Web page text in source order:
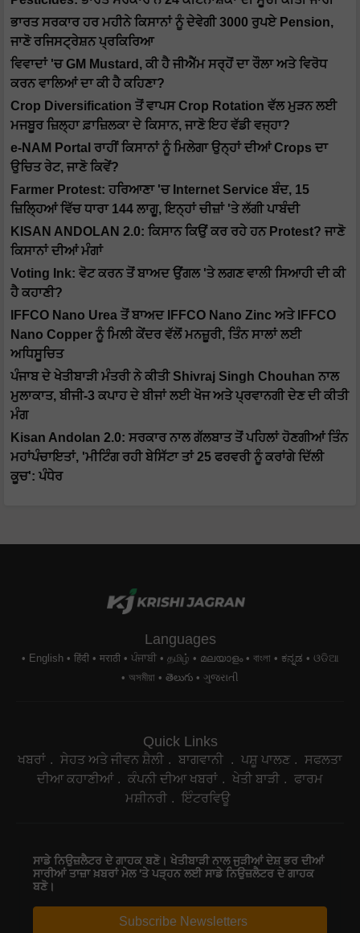
ਭਾਰਤ ਸਰਕਾਰ ਹਰ ਮਹੀਨੇ ਕਿਸਾਨਾਂ ਨੂੰ ਦੇਵੇਗੀ 3000 ਰੁਪਏ Pension,
ਜਾਣੋ ਰਜਿਸਟ੍ਰੇਸ਼ਨ ਪ੍ਰਕਿਰਿਆ
ਵਿਵਾਦਾਂ 'ਚ GM Mustard, ਕੀ ਹੈ ਜੀਐੱਮ ਸਰ੍ਹੋਂ ਦਾ ਰੌਲਾ ਅਤੇ ਵਿਰੋਧ
ਕਰਨ ਵਾਲਿਆਂ ਦਾ ਕੀ ਹੈ ਕਹਿਣਾ?
Crop Diversification ਤੋਂ ਵਾਪਸ Crop Rotation ਵੱਲ ਮੁੜਨ ਲਈ
ਮਜਬੂਰ ਜ਼ਿਲ੍ਹਾ ਫ਼ਾਜ਼ਿਲਕਾ ਦੇ ਕਿਸਾਨ, ਜਾਣੋ ਇਹ ਵੱਡੀ ਵਜ੍ਹਾ?
e-NAM Portal ਰਾਹੀਂ ਕਿਸਾਨਾਂ ਨੂੰ ਮਿਲੇਗਾ ਉਨ੍ਹਾਂ ਦੀਆਂ Crops ਦਾ
ਉਚਿਤ ਰੇਟ, ਜਾਣੋ ਕਿਵੇਂ?
Farmer Protest: ਹਰਿਆਣਾ 'ਚ Internet Service ਬੰਦ, 15
ਜ਼ਿਲ੍ਹਿਆਂ ਵਿੱਚ ਧਾਰਾ 144 ਲਾਗੂ, ਇਨ੍ਹਾਂ ਚੀਜ਼ਾਂ 'ਤੇ ਲੱਗੀ ਪਾਬੰਦੀ
KISAN ANDOLAN 2.0: ਕਿਸਾਨ ਕਿਉਂ ਕਰ ਰਹੇ ਹਨ Protest? ਜਾਣੋ
ਕਿਸਾਨਾਂ ਦੀਆਂ ਮੰਗਾਂ
Voting Ink: ਵੋਟ ਕਰਨ ਤੋਂ ਬਾਅਦ ਉਂਗਲ 'ਤੇ ਲਗਣ ਵਾਲੀ ਸਿਆਹੀ ਦੀ ਕੀ
ਹੈ ਕਹਾਣੀ?
IFFCO Nano Urea ਤੋਂ ਬਾਅਦ IFFCO Nano Zinc ਅਤੇ IFFCO
Nano Copper ਨੂੰ ਮਿਲੀ ਕੇਂਦਰ ਵੱਲੋਂ ਮਨਜ਼ੂਰੀ, ਤਿੰਨ ਸਾਲਾਂ ਲਈ
ਅਧਿਸੂਚਿਤ
ਪੰਜਾਬ ਦੇ ਖੇਤੀਬਾੜੀ ਮੰਤਰੀ ਨੇ ਕੀਤੀ Shivraj Singh Chouhan ਨਾਲ
ਮੁਲਾਕਾਤ, ਬੀਜੀ-3 ਕਪਾਹ ਦੇ ਬੀਜਾਂ ਲਈ ਖੋਜ ਅਤੇ ਪ੍ਰਵਾਨਗੀ ਦੇਣ ਦੀ ਕੀਤੀ
ਮੰਗ
Kisan Andolan 2.0: ਸਰਕਾਰ ਨਾਲ ਗੱਲਬਾਤ ਤੋਂ ਪਹਿਲਾਂ ਹੋਣਗੀਆਂ ਤਿੰਨ
ਮਹਾਂਪੰਚਾਇਤਾਂ, 'ਮੀਟਿੰਗ ਰਹੀ ਬੇਸਿੱਟਾ ਤਾਂ 25 ਫਰਵਰੀ ਨੂੰ ਕਰਾਂਗੇ ਦਿੱਲੀ
ਕੂਚ': ਪੰਧੇਰ
Languages
English हिंदी मराठी ਪੰਜਾਬੀ தமிழ் മലയാളം বাংলা ಕನ್ನಡ
ଓଡିଆ
অসমীয়া
తెలుగు ગુજરાતી
Quick Links
ਖਬਰਾਂ ਸੇਹਤ ਅਤੇ ਜੀਵਨ ਸ਼ੈਲੀ ਬਾਗਵਾਨੀ ਪਸ਼ੂ ਪਾਲਣ
ਸਫਲਤਾ
ਦੀਆ ਕਹਾਣੀਆਂ
ਕੰਪਨੀ ਦੀਆ ਖਬਰਾਂ ਖੇਤੀ ਬਾੜੀ
ਫਾਰਮ
ਮਸ਼ੀਨਰੀ
ਇੰਟਰਵਿਊ
ਸਾਡੇ ਨਿਉਜ਼ਲੈਟਰ ਦੇ ਗਾਹਕ ਬਣੋ। ਖੇਤੀਬਾੜੀ ਨਾਲ ਜੁੜੀਆਂ ਦੇਸ਼ ਭਰ ਦੀਆਂ
ਸਾਰੀਆਂ ਤਾਜ਼ਾ ਖ਼ਬਰਾਂ ਮੇਲ 'ਤੇ ਪੜ੍ਹਨ ਲਈ ਸਾਡੇ ਨਿਉਜ਼ਲੈਟਰ ਦੇ ਗਾਹਕ
ਬਣੋ।
Subscribe Newsletters